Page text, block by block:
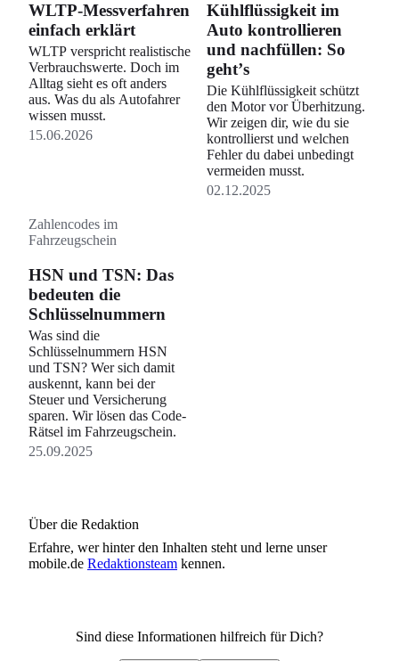
WLTP-Messverfahren
einfach erklärt
WLTP verspricht realistische
Verbrauchswerte. Doch im
Alltag sieht es oft anders
aus. Was du als Autofahrer
wissen musst.
15.06.2026
Kühlflüssigkeit im
Auto kontrollieren
und nachfüllen: So
gehtʼs
Die Kühlflüssigkeit schützt
den Motor vor Überhitzung.
Wir zeigen dir, wie du sie
kontrollierst und welchen
Fehler du dabei unbedingt
vermeiden musst.
02.12.2025
Zahlencodes im
Fahrzeugschein
HSN und TSN: Das
bedeuten die
Schlüsselnummern
Was sind die
Schlüsselnummern HSN
und TSN? Wer sich damit
auskennt, kann bei der
Steuer und Versicherung
sparen. Wir lösen das Code-
Rätsel im Fahrzeugschein.
25.09.2025
Über die Redaktion
Erfahre, werhinter den Inhalten steht und lerne unser
mobile.de Redaktionsteam kennen.
Sind diese Informationen hilfreich für Dich?